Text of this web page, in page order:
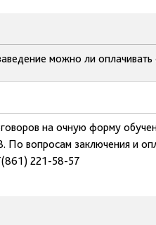
можно ли оплачивать
на очную форму
вопросам заключения и
221-58-57